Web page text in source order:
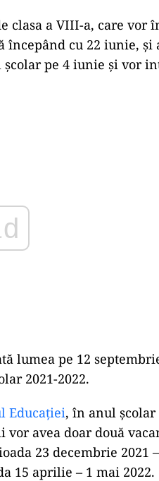
clasa a VIII-a, care vor
începând cu 22 iunie, și
pe 4 iunie și vor
lumea pe 12
2021-2022.
Educației, în anul
avea doar două
23 decembrie 2021
15 aprilie – 1 mai 2022.